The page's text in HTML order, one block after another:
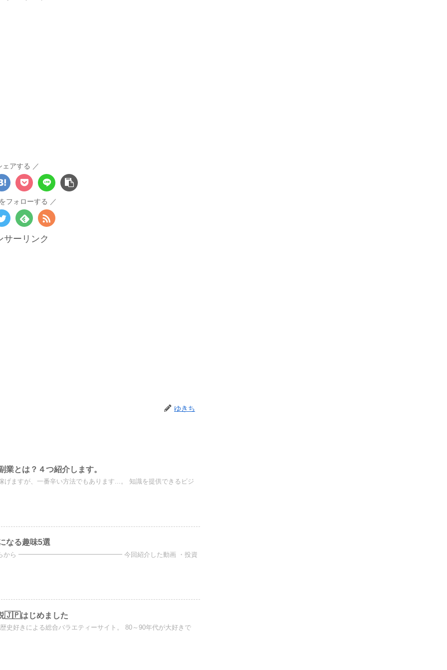
ェアする
フォローする
サーリンク
ゆきち
業とは？４つ紹介します。
げますが、一番辛い方法でもあります...。 知識を提供できるビジ
なる趣味5選
ちらから ━━━━━━━━━━━━━━━━ 今回紹介した動画 ・投資
🇯🇵はじめました
史好きによる総合バラエティーサイト。 80～90年代が大好きで